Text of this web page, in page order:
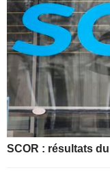
SCOR : résultats